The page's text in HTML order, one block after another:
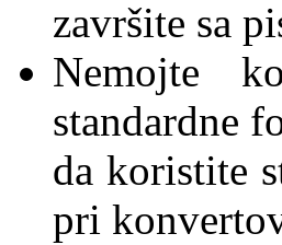
završite sa
Nemojte
standardne
da koristite
pri